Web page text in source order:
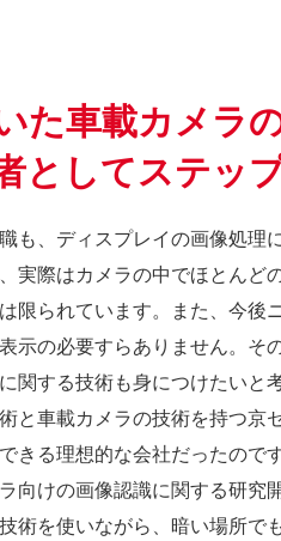
た車載カメラ
としてステッ
も、ディスプレイの画像処理
実際はカメラの中でほとんど
限られています。また、今後
示の必要すらありません。そ
関する技術も身につけたいと
と車載カメラの技術を持つ京
きる理想的な会社だったのです
向けの画像認識に関する研究
術を使いながら、暗い場所で